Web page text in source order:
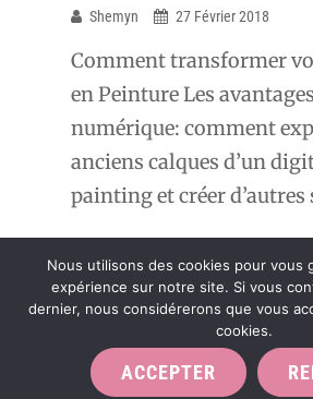
Shemyn 27 Février 2018
Comment transformer
en Peinture Les
numérique: comment
anciens calques d’un
painting et créer d’autres
Copyright © 2026 Portfolio.
Nous utilisons des cookies pour vous
expérience sur notre site. Si vous
dernier, nous considérerons que vous
cookies.
ACCEPTER